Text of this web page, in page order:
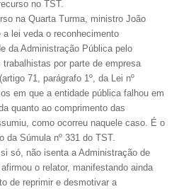
OU ANUIDADE DE SÓCIO
no TST.
na Quarta Turma, ministro João
lei veda o reconhecimento
da Administração Pública pelo
por parte de empresa
71, parágrafo 1º, da Lei nº
em que a entidade pública falhou em
quanto ao comprimento das
como ocorreu naquele caso. É o
da Súmula nº 331 do TST.
só, não isenta a Administração de
o relator, manifestando ainda
de reprimir e desmotivar a